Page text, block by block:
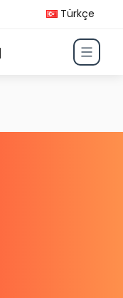
Türkçe